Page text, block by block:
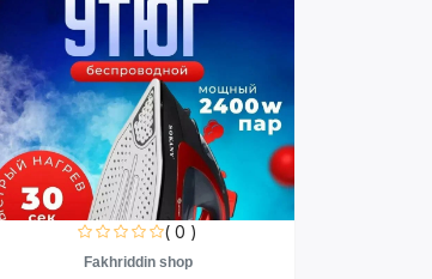
( 0 )
Fakhriddin shop